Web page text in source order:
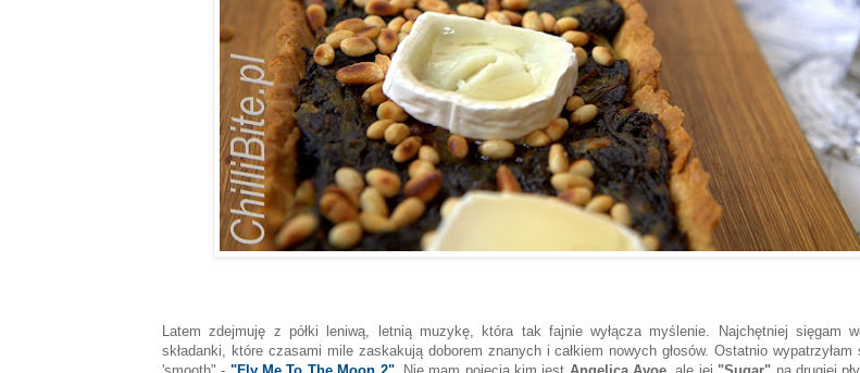
Latem zdejmuję z półki leniwą, letnią muzykę, która tak fajnie wyłącza myślenie. Najchętniej sięgam
składanki, które czasami mile zaskakują doborem znanych i całkiem nowych głosów. Ostatnio wypatrzyłam